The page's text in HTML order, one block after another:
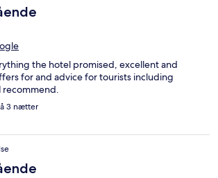
the hotel promised, excellent and
for and advice for tourists including
3 nætter